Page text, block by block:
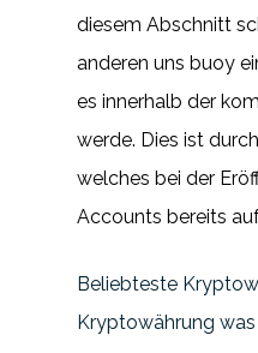
diesem Abschnitt
anderen uns buoy
es innerhalb der
werde. Dies ist
welches bei der
Accounts bereits
Beliebteste
Kryptowährung